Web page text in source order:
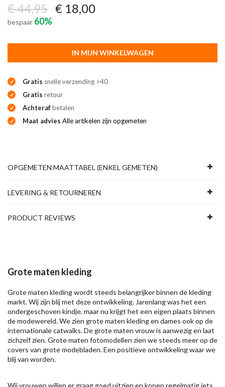
€ 44,95 € 18,00
bespaar 60%
IN MIJN WINKELWAGEN
Gratis snelle verzending >40
Gratis retour
Achterafbetalen
Maat advies Alle artikelen zijn opgemeten
OPGEMETEN MAATTABEL (ENKEL GEMETEN)
LEVERING & RETOURNEREN
PRODUCT REVIEWS
Grote maten kleding
Grote maten kleding wordt steeds belangrijker binnen de kleding
markt. Wij zijn blij met deze ontwikkeling. Jarenlang was het een
ondergeschoven kindje, maar nu krijgt het een eigen plaats binnen
de modewereld. We zien grote maten kleding en dames ook op de
internationale catwalks. De grote maten vrouw is aanwezig en laat
zichzelf zien. Grote maten fotomodellen zien we steeds meer op de
covers van grote modebladen. Een positieve ontwikkeling waar we
blij van worden.
Wij vrouwen willen er graag goed uitzien en kopen regelmatig iets